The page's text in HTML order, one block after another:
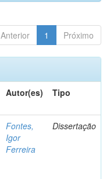
Anterior 1 Próximo
Autor(es) Tipo
Fontes,
Igor
Ferreira
Dissertação